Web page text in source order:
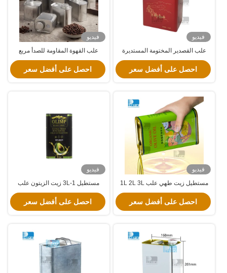
فيديو
علب القصدير المختومة المستديرة
للشاي غير قابلة للتشوه علب القهوة
الغذائية مغطاة
احصل على أفضل سعر
فيديو
علب القهوة المقاومة للصدأ مربع
التعبئة العلب القصيرة
احصل على أفضل سعر
فيديو
مستطيل زيت طهي علب 1L 2L 3L
100ml 250ml 500ml علب زيت
الزيتون الفارغة
احصل على أفضل سعر
فيديو
مستطيل 1-3L زيت الزيتون علب
القصدير 100ml-500ml زيت الزيتون
الملمع حاويات القصدير
احصل على أفضل سعر